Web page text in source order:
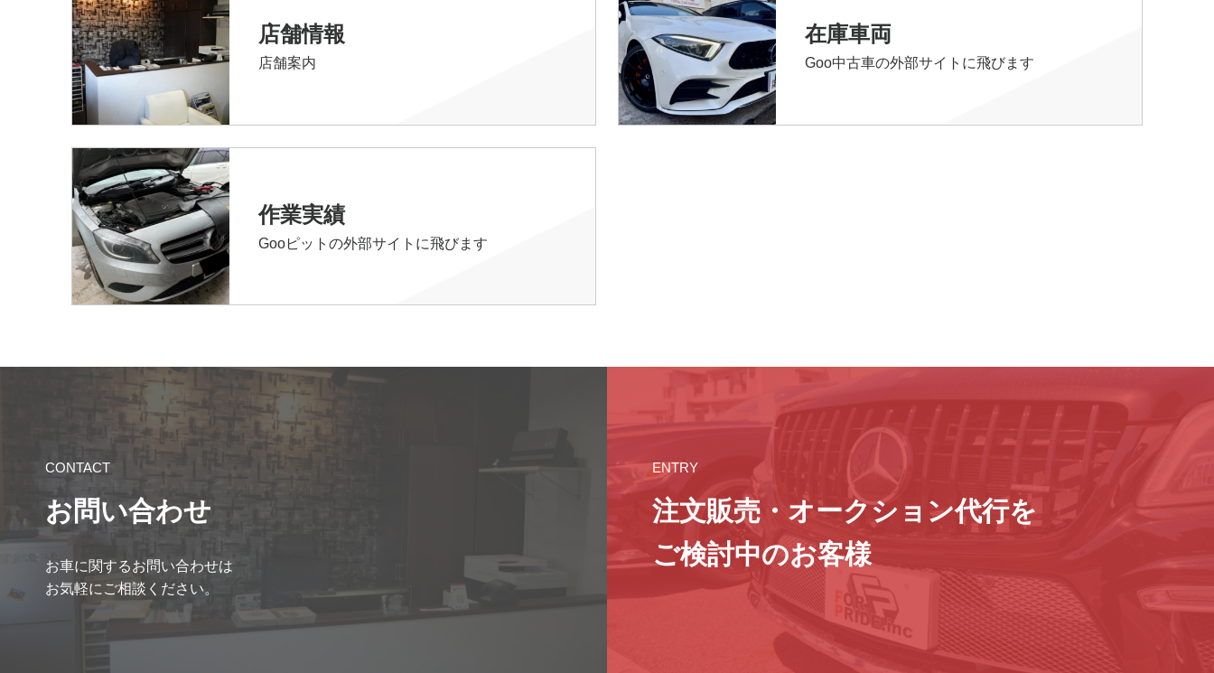
店舗情報
店舗案内
在庫車両
Goo中古車の外部サイトに飛びます
作業実績
Gooピットの外部サイトに飛びます
CONTACT
お問い合わせ
お車に関するお問い合わせは
お気軽にご相談ください。
ENTRY
注文販売・オークション代行を
ご検討中のお客様